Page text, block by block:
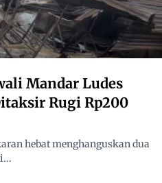
Mandar Ludes
Rugi Rp200
hebat menghanguskan dua